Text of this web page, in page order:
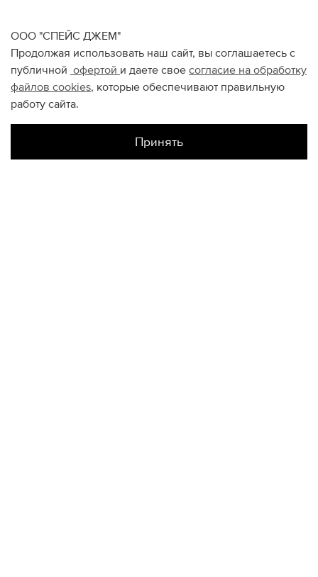
ООО "СПЕЙС ДЖЕМ"
Продолжая использовать наш сайт, вы соглашаетесь с
публичной офертой и даете свое согласие на обработку
файлов cookies, которые обеспечивают правильную
работу сайта.
Принять